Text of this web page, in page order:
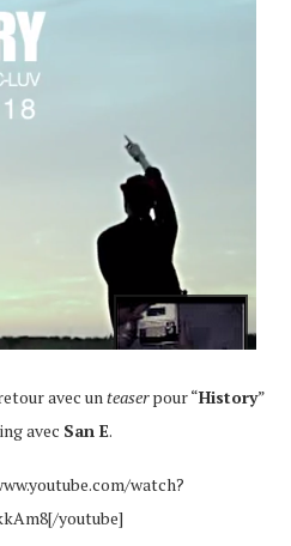
avec unteaserpour “History”
avec San E.
watch?
youtube]